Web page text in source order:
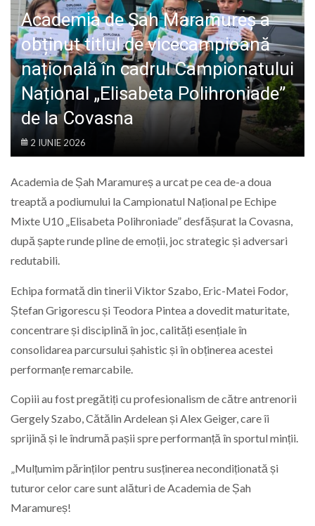
POLITIC
LIFE
Academia de Șah Maramureș a
obținut titlul de vicecampioană
națională în cadrul Campionatului
Național „Elisabeta Polihroniade”
de la Covasna
2 IUNIE 2026
Academia de Șah Maramureș a urcat pe cea de-a doua
treaptă a podiumului la Campionatul Național pe Echipe
Mixte U10 „Elisabeta Polihroniade” desfășurat la Covasna,
după șapte runde pline de emoții, joc strategic și adversari
redutabili.
Echipa formată din tinerii Viktor Szabo, Eric-Matei Fodor,
Ștefan Grigorescu și Teodora Pintea a dovedit maturitate,
concentrare și disciplină în joc, calități esențiale în
consolidarea parcursului șahistic și în obținerea acestei
performanțe remarcabile.
Copiii au fost pregătiți cu profesionalism de către antrenorii
Gergely Szabo, Cătălin Ardelean și Alex Geiger, care îi
sprijină și le îndrumă pașii spre performanță în sportul minții.
„Mulțumim părinților pentru susținerea necondiționată și
tuturor celor care sunt alături de Academia de Șah
Maramureș!